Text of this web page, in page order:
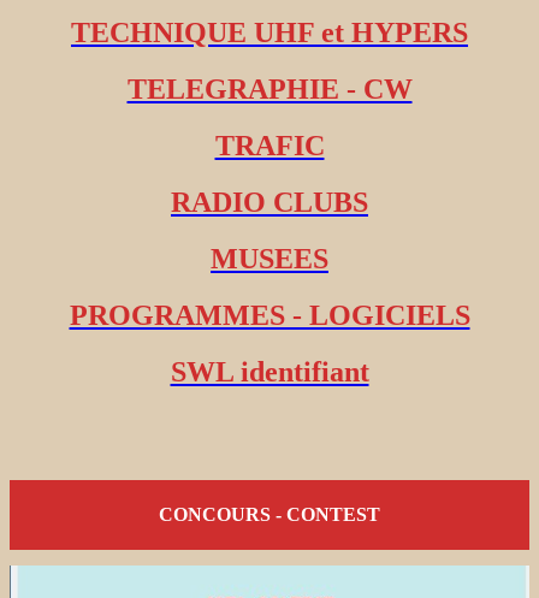
TECHNIQUE UHF et HYPERS
TELEGRAPHIE - CW
TRAFIC
RADIO CLUBS
MUSEES
PROGRAMMES - LOGICIELS
SWL identifiant
CONCOURS - CONTEST